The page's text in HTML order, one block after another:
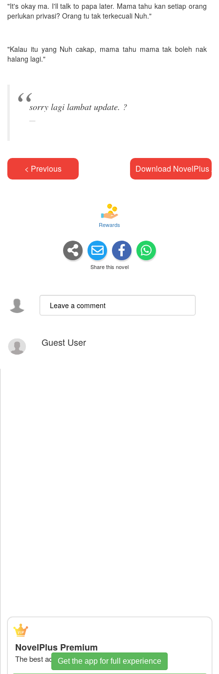
Get the app for full experience
"It's okay ma. I'll talk to papa later. Mama tahu kan setiap orang
perlukan privasi? Orang tu tak terkecuali Nuh."
"Kalau itu yang Nuh cakap, mama tahu mama tak boleh nak
halang lagi."
< Previous Download NovelPlus
Rewards
Share this novel
Guest User
NovelPlus Premium
The best ads free experience